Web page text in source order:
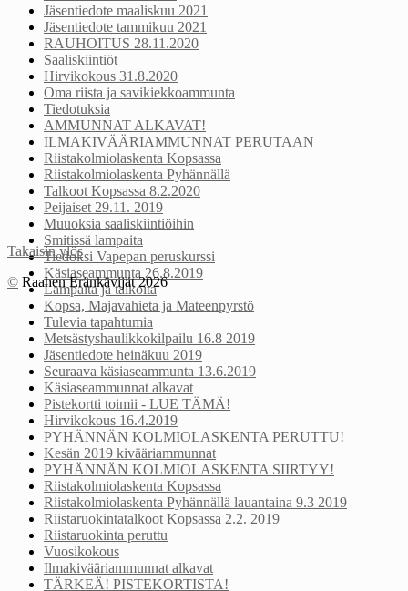
Jäsentiedote maaliskuu 2021
Jäsentiedote tammikuu 2021
RAUHOITUS 28.11.2020
Saaliskiintiöt
Hirvikokous 31.8.2020
Oma riista ja savikiekkoammunta
Tiedotuksia
AMMUNNAT ALKAVAT!
ILMAKIVÄÄRIAMMUNNAT PERUTAAN
Riistakolmiolaskenta Kopsassa
Riistakolmiolaskenta Pyhännällä
Talkoot Kopsassa 8.2.2020
Peijaiset 29.11. 2019
Muuoksia saaliskiintiöihin
Smitissä lampaita
Tiedoksi Vapepan peruskurssi
Käsiaseammunta 26.8.2019
Lampaita ja talkoita
Kopsa, Majavahieta ja Mateenpyrstö
Tulevia tapahtumia
Metsästyshaulikkokilpailu 16.8 2019
Jäsentiedote heinäkuu 2019
Seuraava käsiaseammunta 13.6.2019
Käsiaseammunnat alkavat
Pistekortti toimii - LUE TÄMÄ!
Hirvikokous 16.4.2019
PYHÄNNÄN KOLMIOLASKENTA PERUTTU!
Kesän 2019 kivääriammunnat
PYHÄNNÄN KOLMIOLASKENTA SIIRTYY!
Riistakolmiolaskenta Kopsassa
Riistakolmiolaskenta Pyhännällä lauantaina 9.3 2019
Riistaruokintatalkoot Kopsassa 2.2. 2019
Riistaruokinta peruttu
Vuosikokous
Ilmakivääriammunnat alkavat
TÄRKEÄ! PISTEKORTISTA!
Takaisin ylös
© Raahen Eränkävijät 2026